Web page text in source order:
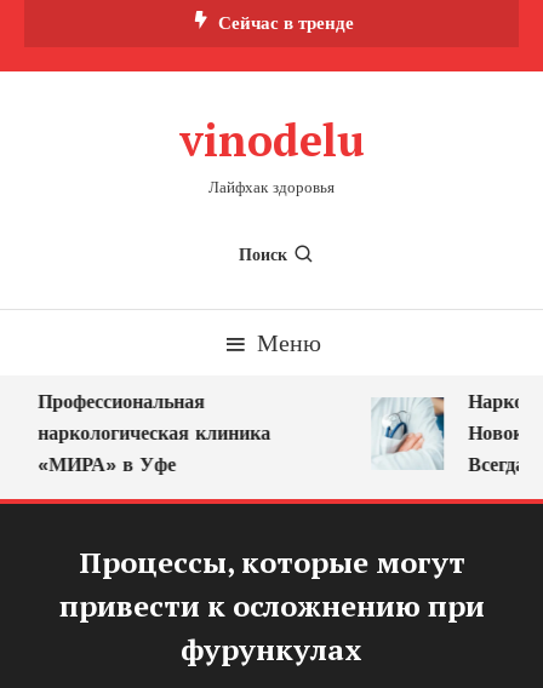
Сейчас в тренде
vinodelu
Лайфхак здоровья
Поиск
Меню
Профессиональная
наркологическая клиника
«МИРА» в Уфе
Всегда
Процессы, которые могут
привести к осложнению при
фурункулах